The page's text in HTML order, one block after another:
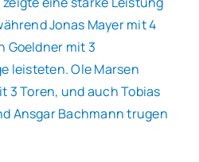
Jonas Mayer mit 4
Goeldner mit 3
leisteten. Ole Marsen
3 Toren, und auch Tobias
Ansgar Bachmann trugen